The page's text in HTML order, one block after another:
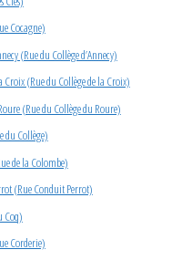
Cocagne)
(Rue du Collège d’Annecy)
Croix (Rue du Collège de la Croix)
(Rue du Collège du Roure)
du Collège)
de la Colombe)
(Rue Conduit Perrot)
Coq)
Corderie)